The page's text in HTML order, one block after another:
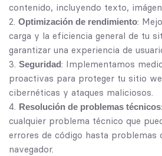
contenido, incluyendo texto,
Optimización de rendimiento:
carga y la eficiencia general de tu
garantizar una experiencia de
Seguridad: Implementamos
proactivas para proteger tu sitio
cibernéticas y ataques maliciosos.
Resolución de problemas técnicos
cualquier problema técnico que
errores de código hasta problemas
navegador.